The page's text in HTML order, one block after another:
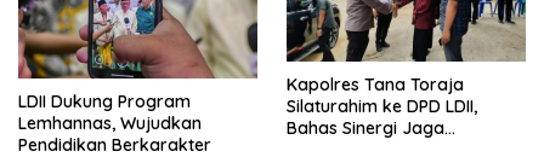
LDII Dukung Program
Lemhannas, Wujudkan
Pendidikan Berkarakter
Kapolres Tana Toraja
Silaturahim ke DPD LDII,
Bahas Sinergi Jaga